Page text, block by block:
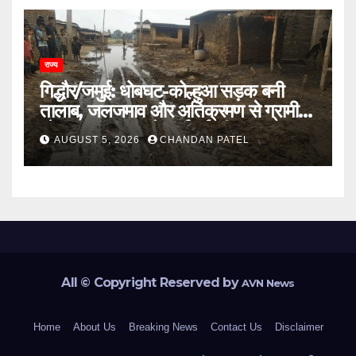
राज्य
गिद्धौर/जमुई: धोबघट-कोल्हुआ सड़क बनी
तालाब, जलजमाव और अतिक्रमण से ग्रामीण
परेशान, प्रशासन से कार्रवाई की मांग
AUGUST 5, 2026 CHANDAN PATEL
All © Copyright Reserved byAVN News
Home About Us Breaking News Contact Us Disclaimer